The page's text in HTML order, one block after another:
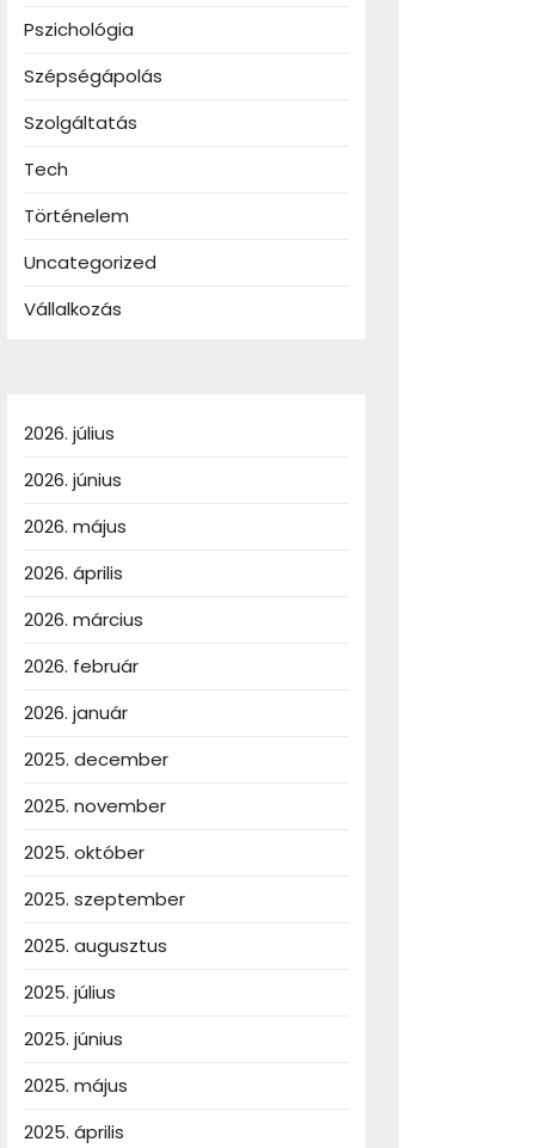
Pszichológia
Szépségápolás
Szolgáltatás
Tech
Történelem
Uncategorized
Vállalkozás
2026. július
2026. június
2026. május
2026. április
2026. március
2026. február
2026. január
2025. december
2025. november
2025. október
2025. szeptember
2025. augusztus
2025. július
2025. június
2025. május
2025. április